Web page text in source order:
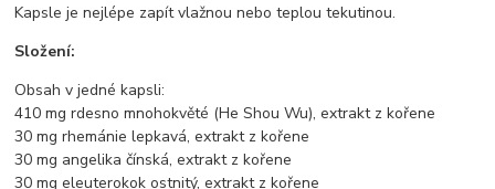
Kapsle je nejlépe zapít vlažnou nebo teplou tekutinou.
Složení:
Obsah v jedné kapsli:
410 mg rdesno mnohokvěté (He Shou Wu), extrakt z kořene
30 mg rhemánie lepkavá, extrakt z kořene
30 mg angelika čínská, extrakt z kořene
30 mg eleuterokok ostnitý, extrakt z kořene